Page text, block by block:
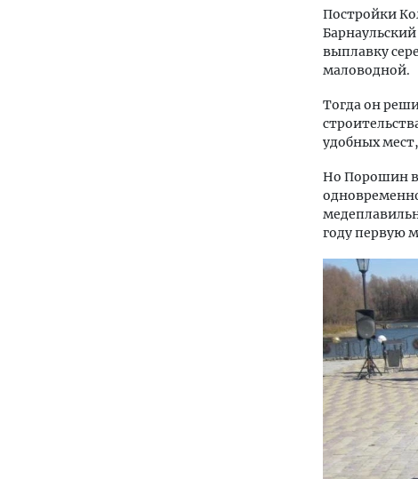
Постройки
выплавку
маловодной.
Тогда он
удобных
Но Порошин
году первую